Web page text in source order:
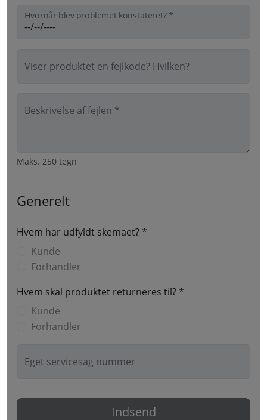
Hvornår blev problemet konstateret? *
Viser produktet en fejlkode? Hvilken?
Beskrivelse af fejlen *
Maks. 250 tegn
Generelt
Hvem har udfyldt skemaet? *
Kunde
Forhandler
Hvem skal produktet returneres til? *
Kunde
Forhandler
Eget servicesag nummer
Indsend